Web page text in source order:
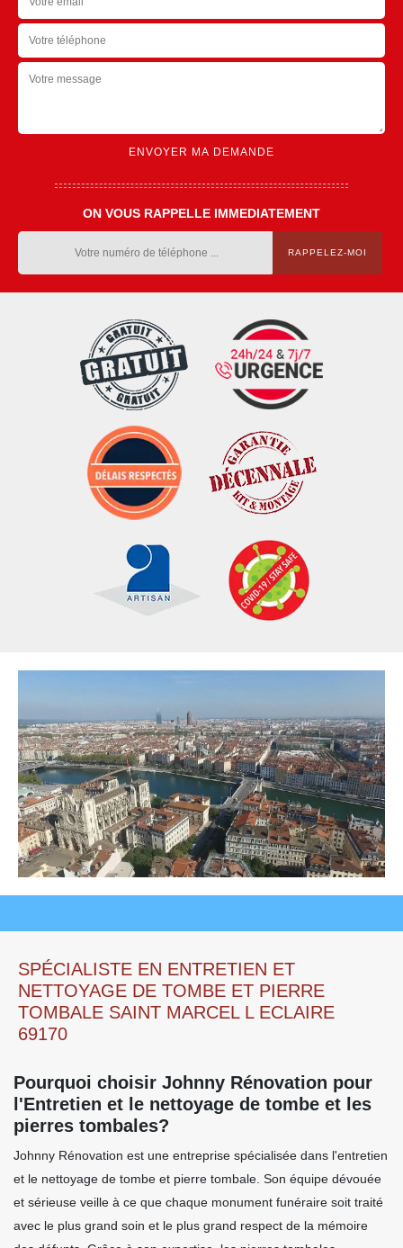
ON VOUS RAPPELLE IMMEDIATEMENT
SPÉCIALISTE EN ENTRETIEN ET
NETTOYAGE DE TOMBE ET PIERRE
TOMBALE SAINT MARCEL L ECLAIRE
69170
Pourquoi choisir Johnny Rénovation pour
l'Entretien et le nettoyage de tombe et les
pierres tombales?
Johnny Rénovation est une entreprise spécialisée dans l'entretien
et le nettoyage de tombe et pierre tombale. Son équipe dévouée
et sérieuse veille à ce que chaque monument funéraire soit traité
avec le plus grand soin et le plus grand respect de la mémoire